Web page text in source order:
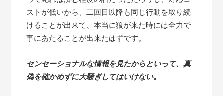
ストが低いから、二回目以降も同じ行動を取り続
けることが出来て、本当に狼が来た時には全力で
事にあたることが出来たはずです。
センセーショナルな情報を見たからといって、真
偽を確かめずに大騒ぎしてはいけない。